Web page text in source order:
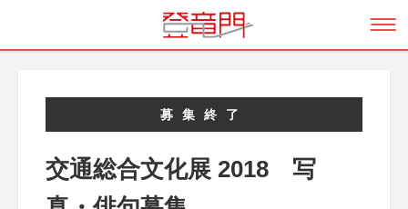
募集終了
交通総合文化展 2018 写